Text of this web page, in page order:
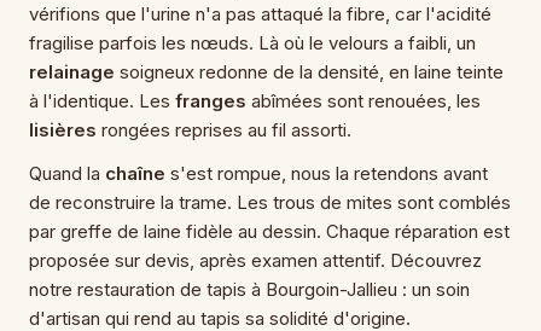
vérifions que l'urine n'a pas attaqué la fibre, car l'acidité
fragilise parfois les nœuds. Là où le velours a faibli, un
relainage soigneux redonne de la densité, en laine teinte
à l'identique. Les franges abîmées sont renouées, les
lisières rongées reprises au fil assorti.
Quand la chaîne s'est rompue, nous la retendons avant
de reconstruire la trame. Les trous de mites sont comblés
par greffe de laine fidèle au dessin. Chaque réparation est
proposée sur devis, après examen attentif. Découvrez
notre restauration de tapis à Bourgoin-Jallieu : un soin
d'artisan qui rend au tapis sa solidité d'origine.